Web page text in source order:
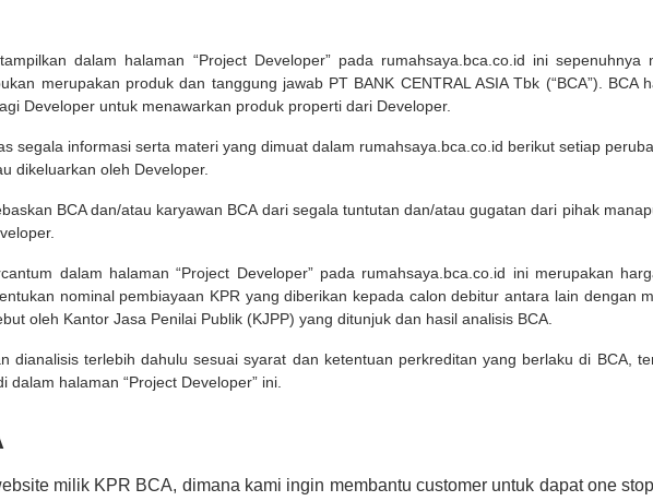
dalam halaman “Project Developer” pada rumahsaya.bca.co.id ini sepenuhnya
merupakan produk dan tanggung jawab PT BANK CENTRAL ASIA Tbk (“BCA”). BCA
Developer untuk menawarkan produk properti dari Developer.
segala informasi serta materi yang dimuat dalam rumahsaya.bca.co.id berikut setiap
dikeluarkan oleh Developer.
BCA dan/atau karyawan BCA dari segala tuntutan dan/atau gugatan dari pihak
dalam halaman “Project Developer” pada rumahsaya.bca.co.id ini merupakan
nominal pembiayaan KPR yang diberikan kepada calon debitur antara lain dengan
oleh Kantor Jasa Penilai Publik (KJPP) yang ditunjuk dan hasil analisis BCA.
dianalisis terlebih dahulu sesuai syarat dan ketentuan perkreditan yang berlaku di BCA,
halaman “Project Developer” ini.
milik KPR BCA, dimana kami ingin membantu customer untuk dapat one